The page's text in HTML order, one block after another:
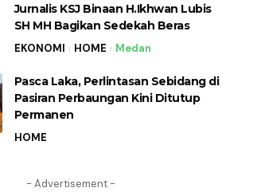
Jurnalis KSJ Binaan H.Ikhwan Lubis
SH MH Bagikan Sedekah Beras
EKONOMI HOME Medan
Pasca Laka, Perlintasan Sebidang di
Pasiran Perbaungan Kini Ditutup
Permanen
HOME
- Advertisement -